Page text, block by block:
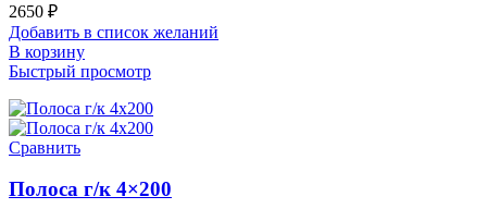
2650 ₽
Добавить в список желаний
В корзину
Быстрый просмотр
Сравнить
Полоса г/к 4×200